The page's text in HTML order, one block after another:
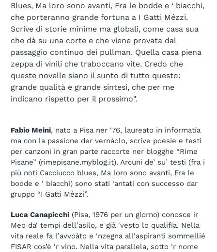
Blues, Ma loro sono avanti, Fra le bodde e ‘ biacchi,
che porteranno grande fortuna a I Gatti Mézzi.
Scrive di storie minime ma globali, come casa sua
che dà su una corte e che viene provata dal
passaggio continuo dei pullman. Quella casa piena
zeppa di vinili che traboccano vite. Credo che
queste novelle siano il sunto di tutto questo:
grande qualità e grande sintesi, che per me
indicano rispetto per il prossimo".
Fabio Meini, nato a Pisa ner ‘76, laureato in informatïa
ma con la passione der vernàolo, scrive poesie e testi
per canzoni in gran parte raccorte ner blogghe “Rime
Pisane” (rimepisane.myblog.it). Arcuni de’ su’ testi (fra i
più noti Cacciucco blues, Ma loro sono avanti, Fra le
bodde e ' biacchi) sono stati ‘antati con successo dar
gruppo “I Gatti Mézzi”.
Luca Canapicchi (Pisa, 1976 per un giorno) conosce ir
Meo da' tempi dell’asilo, e già 'vesto lo qualifïa. Nella
vita reale fa l’avvoàto e 'nzegna all'aspiranti sommellié
FISAR cos’è 'r vino. Nella vita parallela, sotto 'r nome